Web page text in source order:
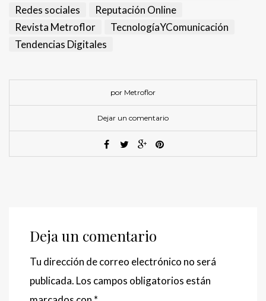
Redes sociales
Reputación Online
Revista Metroflor
TecnologíaYComunicación
Tendencias Digitales
por Metroflor
Dejar un comentario
Deja un comentario
Tu dirección de correo electrónico no será
publicada. Los campos obligatorios están